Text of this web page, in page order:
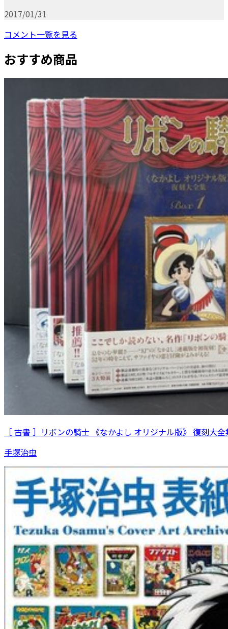
2017/01/31
コメント一覧を見る
おすすめ商品
［ 古書 ］リボンの騎士 《なかよし オリジナル版》 復刻大
手塚治虫